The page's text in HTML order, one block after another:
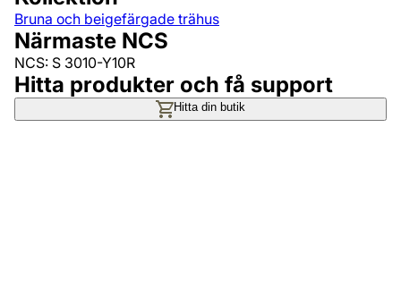
Bruna och beigefärgade trähus
Närmaste NCS
NCS: S 3010-Y10R
Hitta produkter och få support
Hitta din butik